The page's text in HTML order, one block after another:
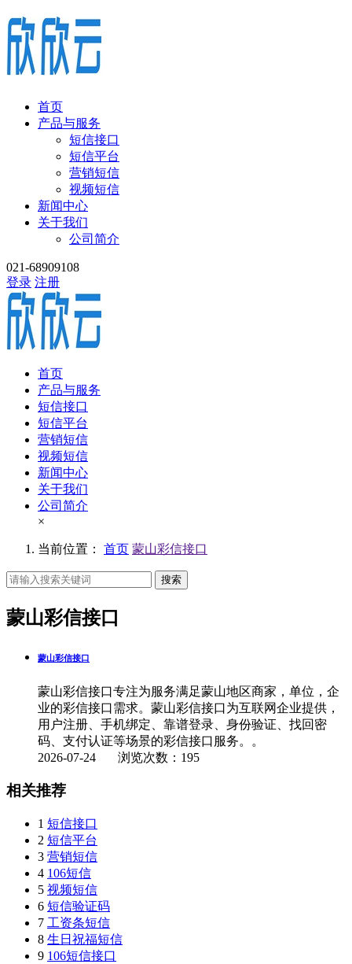
首页
产品与服务
短信接口
短信平台
营销短信
视频短信
新闻中心
关于我们
公司简介
021-68909108
登录 注册
首页
产品与服务
短信接口
短信平台
营销短信
视频短信
新闻中心
关于我们
公司简介
×
当前位置： 首页 蒙山彩信接口
搜索
蒙山彩信接口
蒙山彩信接口
蒙山彩信接口专注为服务满足蒙山地区商家，单位，企
业的彩信接口需求。蒙山彩信接口为互联网企业提供，
用户注册、手机绑定、靠谱登录、身份验证、找回密
码、支付认证等场景的彩信接口服务。。
2026-07-24 浏览次数：195
相关推荐
1 短信接口
2 短信平台
3 营销短信
4 106短信
5 视频短信
6 短信验证码
7 工资条短信
8 生日祝福短信
9 106短信接口